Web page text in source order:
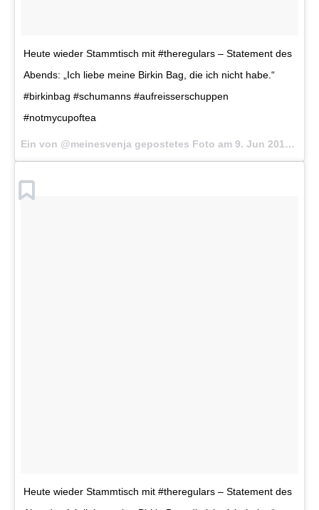
Heute wieder Stammtisch mit #theregulars – Statement des
Abends: „Ich liebe meine Birkin Bag, die ich nicht habe.“
#birkinbag #schumanns #aufreisserschuppen
#notmycupoftea
Ein von @meinesvenja gepostetes Foto am 9. Jun 2016 um 10:55 Uhr
Heute wieder Stammtisch mit #theregulars – Statement des